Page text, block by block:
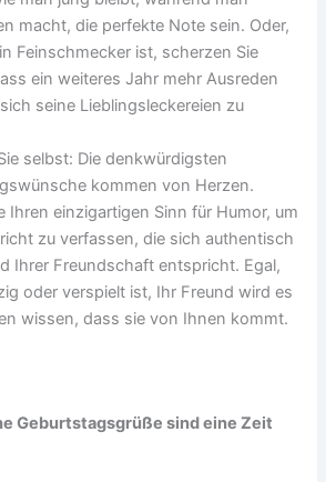
macht, die perfekte Note sein. Oder,
Feinschmecker ist, scherzen Sie
ein weiteres Jahr mehr Ausreden
seine Lieblingsleckereien zu
selbst: Die denkwürdigsten
kommen von Herzen.
Ihren einzigartigen Sinn für Humor, um
zu verfassen, die sich authentisch
Ihrer Freundschaft entspricht. Egal,
oder verspielt ist, Ihr Freund wird es
wissen, dass sie von Ihnen kommt.
Geburtstagsgrüße sind eine Zeit